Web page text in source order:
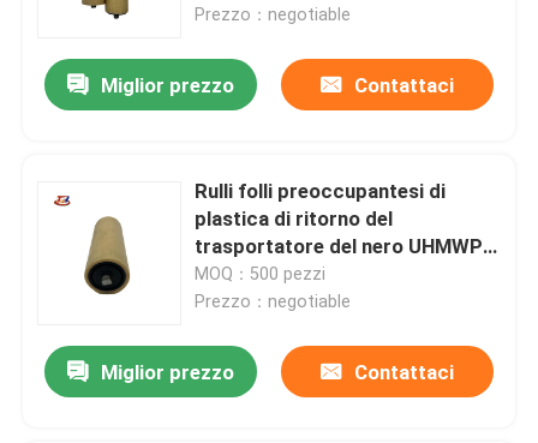
Bordo del polietilene del boro
Strato di plastica dell'HDPE
Strato di plastica di UHMWPE
Prezzo：negotiable
Miglior prezzo Contattaci
Rulli folli preoccupantesi di
plastica di ritorno del
trasportatore del nero UHMWPE
di rendimento elevato
MOQ：500 pezzi
Prezzo：negotiable
Miglior prezzo Contattaci